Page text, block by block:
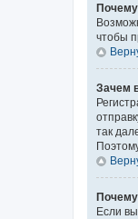
чтобы
Зачем
так
Почему
Если